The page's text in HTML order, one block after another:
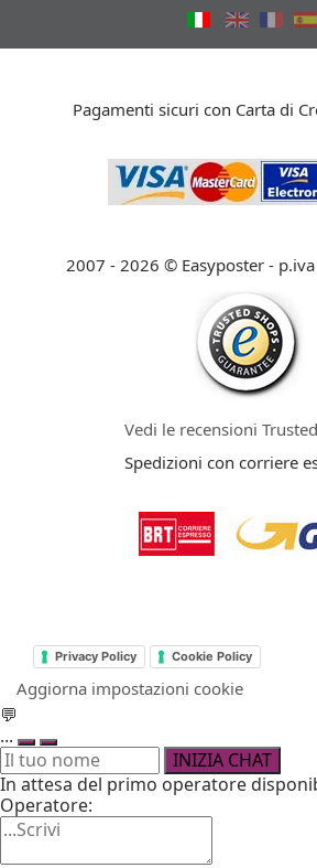
Pagamenti sicuri con Carta di
2007 - 2026 © Easyposter -
Vedi le recensioni
Spedizioni con corriere
Privacy Policy Cookie Policy
Aggiorna impostazioni cookie
💬
...
INIZIA CHAT
In attesa del primo operatore
Operatore: